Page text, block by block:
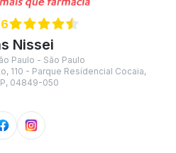
Nissei
Paulo - São Paulo
110 - Parque Resídencial Cocaia,
04849-050